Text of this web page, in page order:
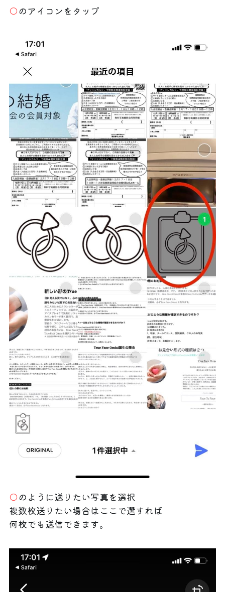
◯のアイコンをタップ
◯のように送りたい写真を選択
複数枚送りたい場合はここで選すれば
何枚でも送信できます。